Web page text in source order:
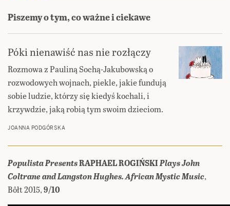
Piszemy o tym, co ważne i ciekawe
Póki nienawiść nas nie rozłączy
Rozmowa z Pauliną Sochą-Jakubowską o
rozwodowych wojnach, piekle, jakie fundują
sobie ludzie, którzy się kiedyś kochali, i
krzywdzie, jaką robią tym swoim dzieciom.
JOANNA PODGÓRSKA
Populista PresentsRAPHAEL ROGIŃSKIPlays John
Coltrane and Langston Hughes. African Mystic Music,
Bôłt 2015,9/10